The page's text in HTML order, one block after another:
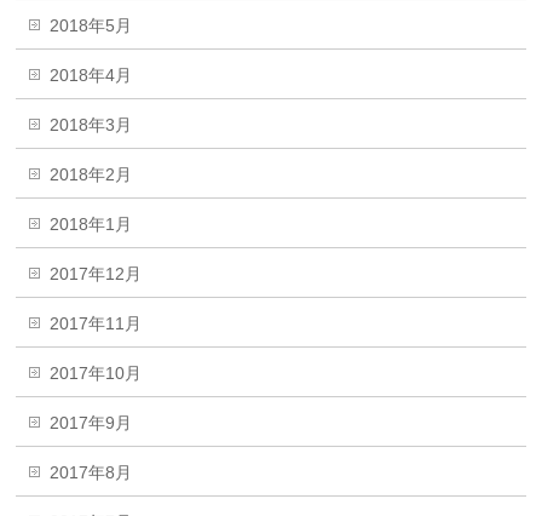
2018年5月
2018年4月
2018年3月
2018年2月
2018年1月
2017年12月
2017年11月
2017年10月
2017年9月
2017年8月